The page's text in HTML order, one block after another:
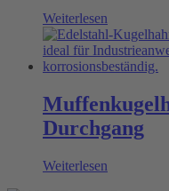
Weiterlesen
Durchgang
Weiterlesen